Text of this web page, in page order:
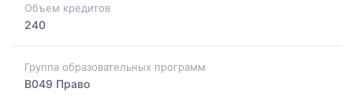
Объем кредитов
240
Группа образовательных программ
B049 Право